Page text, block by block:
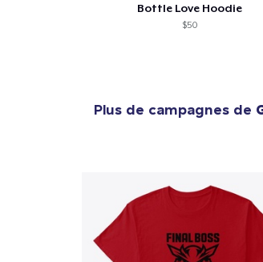
Bottle Love Hoodie
$50
Plus de campagnes de